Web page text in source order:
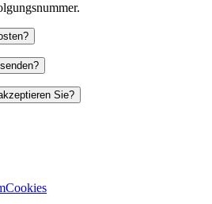
Sie?
Cookies